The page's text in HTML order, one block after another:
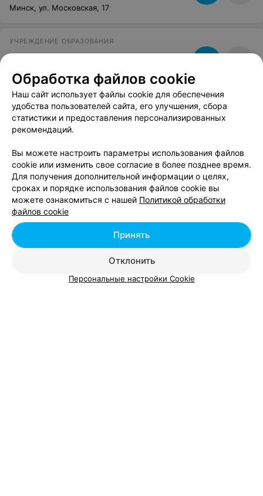
Минск, ул. Московская, 17
УЧРЕЖДЕНИЕ ОБРАЗОВАНИЯ
Минский филиал РГСУ
Минск, ул. Народная, 21
Бассейн БГУИР
Минск, ул. Петруся Бровки, 10
ЦЕНТР РАЗВИТИЯ ДЕТЕЙ
Юни-Центр-XXI
Минск, пр-т Независимости, 4 Выходной
Академия информатики для школьников при БГУИР
до 17:30
Обработка файлов cookie
Наш сайт использует файлы cookie для обеспечения
удобства пользователей сайта, его улучшения, сбора
статистики и предоставления персонализированных
рекомендаций.
Вы можете настроить параметры использования файлов
cookie или изменить свое согласие в более позднее время.
Для получения дополнительной информации о целях,
сроках и порядке использования файлов cookie вы
можете ознакомиться с нашей Политикой обработки
файлов cookie
Отклонить
Принять
Персональные настройки Cookie